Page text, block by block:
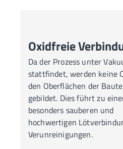
Oxidfreie
Da der Prozess unter
stattfindet, werden keine
den Oberflächen der
gebildet. Dies führt zu
besonders sauberen und
hochwertigen
Verunreinigungen.